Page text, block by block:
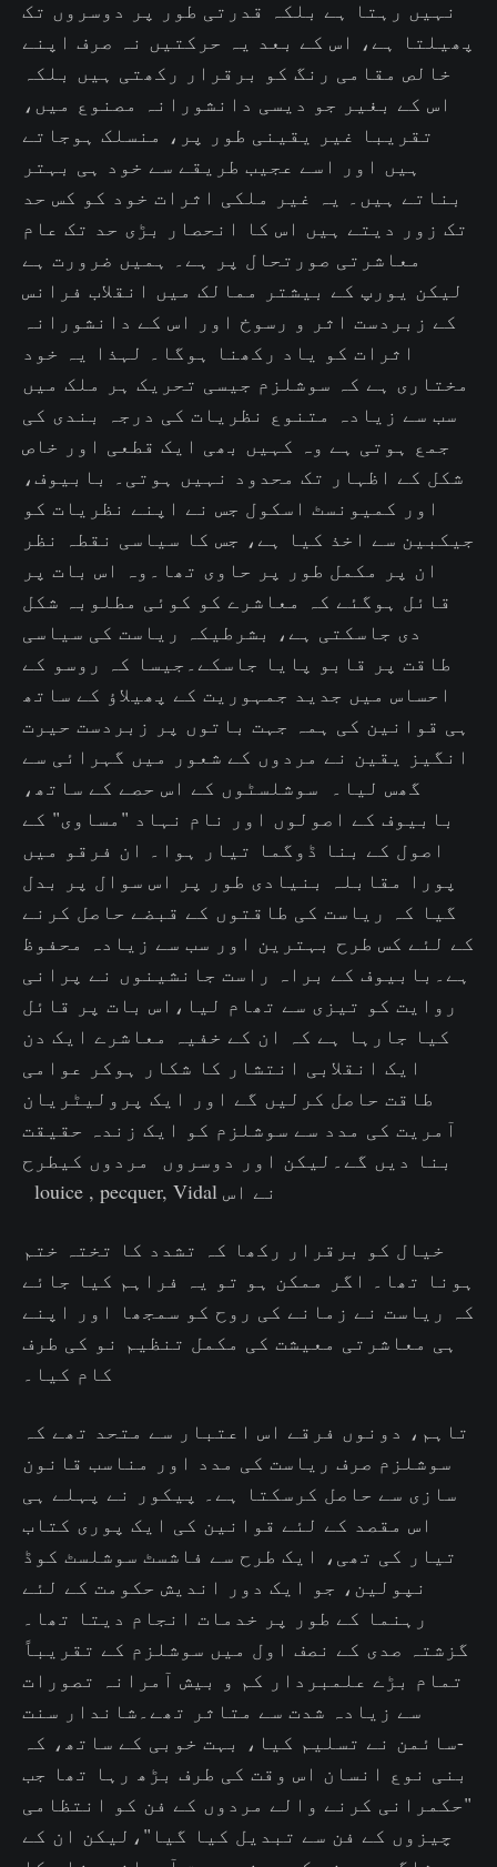
نہیں رہتا ہے بلکہ قدرتی طور پر دوسروں تک
پھیلتا ہے، اس کے بعد یہ حرکتیں نہ صرف اپنے
خالص مقامی رنگ کو برقرار رکھتی ہیں بلکہ
اس کے بغیر جو دیسی دانشورانہ مصنوع میں،
تقریبا غیر یقینی طور پر، منسلک ہوجاتے
ہیں اور اسے عجیب طریقے سے خود ہی بہتر
بناتے ہیں۔ یہ غیر ملکی اثرات خود کو کس حد
تک زور دیتے ہیں اس کا انحصار بڑی حد تک عام
معاشرتی صورتحال پر ہے۔ ہمیں ضرورت ہے
لیکن یورپ کے بیشتر ممالک میں انقلاب فرانس
کے زبردست اثر و رسوخ اور اس کے دانشورانہ
اثرات کو یاد رکھنا ہوگا۔ لہذا یہ خود
مختاری ہے کہ سوشلزم جیسی تحریک ہر ملک میں
سب سے زیادہ متنوع نظریات کی درجہ بندی کی
جمع ہوتی ہے وہ کہیں بھی ایک قطعی اور خاص
شکل کے اظہار تک محدود نہیں ہوتی۔ بابیوف،
اور کمیونسٹ اسکول جس نے اپنے نظریات کو
جیکبین سے اخذ کیا ہے، جس کا سیاسی نقطہ نظر
ان پر مکمل طور پر حاوی تھا۔وہ اس بات پر
قائل ہوگئے کہ معاشرے کو کوئی مطلوبہ شکل
دی جاسکتی ہے، بشرطیکہ ریاست کی سیاسی
طاقت پر قابو پایا جاسکے۔جیسا کہ روسو کے
احساس میں جدید جمہوریت کے پھیلاؤ کے ساتھ
ہی قوانین کی ہمہ جہت باتوں پر زبردست حیرت
انگیز یقین نے مردوں کے شعور میں گہرائی سے
گھس لیا۔ سوشلسٹوں کے اس حصے کے ساتھ،
بابیوف کے اصولوں اور نام نہاد "مساوی" کے
اصول کے بنا ڈوگما تیار ہوا۔ ان فرقو میں
پورا مقابلہ بنیادی طور پر اس سوال پر بدل
گیا کہ ریاست کی طاقتوں کے قبضے حاصل کرنے
کے لئے کس طرح بہترین اور سب سے زیادہ محفوظ
ہے۔بابیوف کے براہ راست جانشینوں نے پرانی
روایت کو تیزی سے تھام لیا،اس بات پر قائل
کیا جارہا ہے کہ ان کے خفیہ معاشرے ایک دن
ایک انقلابی انتشار کا شکار ہوکر عوامی
طاقت حاصل کرلیں گے اور ایک پرولیٹریان
آمریت کی مدد سے سوشلزم کو ایک زندہ حقیقت
بنا دیں گے۔لیکن اور دوسروں مردوں کیطرح
louice , pecquer, Vidal نے اس
خیال کو برقرار رکھا کہ تشدد کا تختہ ختم
ہونا تھا۔ اگر ممکن ہو تو یہ فراہم کیا جائے
کہ ریاست نے زمانے کی روح کو سمجھا اور اپنے
ہی معاشرتی معیشت کی مکمل تنظیم نو کی طرف
کام کیا۔
تاہم، دونوں فرقے اس اعتبار سے متحد تھے کہ
سوشلزم صرف ریاست کی مدد اور مناسب قانون
سازی سے حاصل کرسکتا ہے۔ پیکور نے پہلے ہی
اس مقصد کے لئے قوانین کی ایک پوری کتاب
تیار کی تھی، ایک طرح سے فاشسٹ سوشلسٹ کوڈ
نپولین، جو ایک دور اندیش حکومت کے لئے
رہنما کے طور پر خدمات انجام دیتا تھا۔
گزشتہ صدی کے نصف اول میں سوشلزم کے تقریباً
تمام بڑے علمبردار کم و بیش آمرانہ تصورات
سے زیادہ شدت سے متاثر تھے۔شاندار سنت
-سائمن نے تسلیم کیا، بہت خوبی کے ساتھ، کہ
بنی نوع انسان اس وقت کی طرف بڑھ رہا تھا جب
"حکمرانی کرنے والے مردوں کے فن کو انتظامی
چیزوں کے فن سے تبدیل کیا گیا"،لیکن ان کے